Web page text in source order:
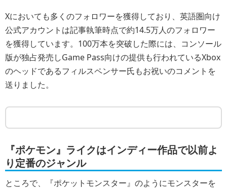
Xにおいても多くのフォロワーを獲得しており、英語圏向け
公式アカウントは記事執筆時点で約14.5万人のフォロワー
を獲得しています。100万本を突破した際には、コンソール
版が独占発売しGame Pass向けの提供も行われているXbox
のヘッドであるフィルスペンサー氏もお祝いのコメントを
送りました。
『ポケモン』ライクはインディー作品で以前よ
り定番のジャンル
ところで、『ポケットモンスター』のようにモンスターを